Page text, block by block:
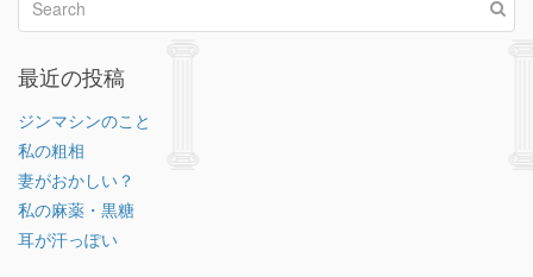
最近の投稿
ジンマシンのこと
私の粗相
妻がおかしい？
私の麻薬・黒糖
耳が汗っぽい